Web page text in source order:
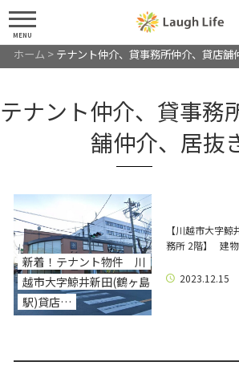
MENU
ホーム > テナント仲介、貸事務所仲介、貸店舗
テナント仲介、貸事務
舗仲介、居抜
新着！テナント物件 川
越市大字鯨井新田(鶴ヶ島
駅)貸店…
【川越市大字
務所 2階】 建
2023.12.15